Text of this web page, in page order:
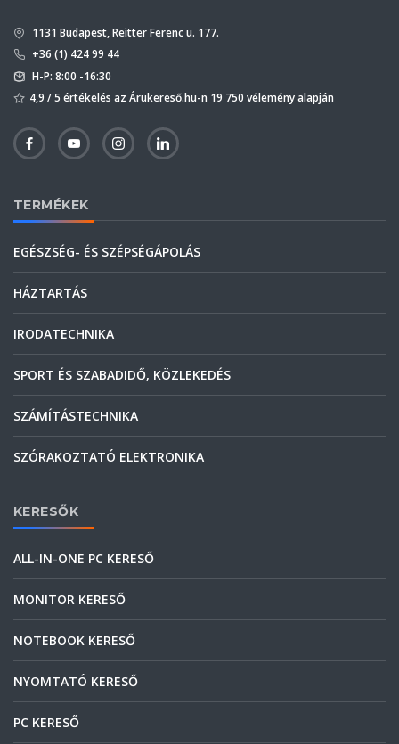
1131 Budapest, Reitter Ferenc u. 177.
+36 (1) 424 99 44
H-P: 8:00 -16:30
4,9 / 5 értékelés az Árukereső.hu-n 19 750 vélemény alapján
TERMÉKEK
EGÉSZSÉG- ÉS SZÉPSÉGÁPOLÁS
HÁZTARTÁS
IRODATECHNIKA
SPORT ÉS SZABADIDŐ, KÖZLEKEDÉS
SZÁMÍTÁSTECHNIKA
SZÓRAKOZTATÓ ELEKTRONIKA
KERESŐK
ALL-IN-ONE PC KERESŐ
MONITOR KERESŐ
NOTEBOOK KERESŐ
NYOMTATÓ KERESŐ
PC KERESŐ